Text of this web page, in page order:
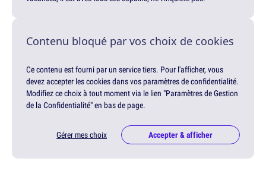
Contenu bloqué par vos choix de cookies
Ce contenu est fourni par un service tiers. Pour l'afficher, vous
devez accepter les cookies dans vos paramètres de confidentialité.
Modifiez ce choix à tout moment via le lien "Paramètres de Gestion
de la Confidentialité" en bas de page.
Gérer mes choix Accepter & afficher